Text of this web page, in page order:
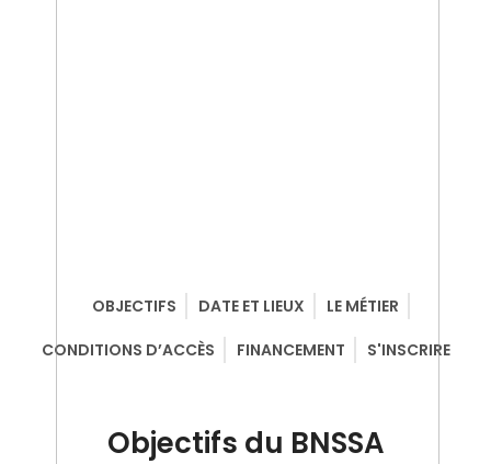
OBJECTIFS DATE ET LIEUX
LE MÉTIER
CONDITIONS D’ACCÈS
FINANCEMENT S'INSCRIRE
Objectifs du BNSSA